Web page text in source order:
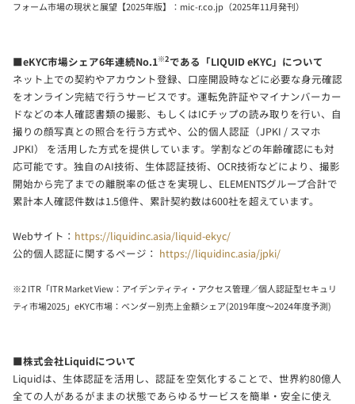
フォーム市場の現状と展望【2025年版】：mic-r.co.jp（2025年11月発刊）
■eKYC市場シェア6年連続No.1※2である「LIQUID eKYC」について
ネット上での契約やアカウント登録、口座開設時などに必要な身元確認
をオンライン完結で行うサービスです。運転免許証やマイナンバーカー
ドなどの本人確認書類の撮影、もしくはICチップの読み取りを行い、自
撮りの顔写真との照合を行う方式や、公的個人認証（JPKI / スマホ
JPKI） を活用した方式を提供しています。学割などの年齢確認にも対
応可能です。独自のAI技術、生体認証技術、OCR技術などにより、撮影
開始から完了までの離脱率の低さを実現し、ELEMENTSグループ合計で
累計本人確認件数は1.5億件、累計契約数は600社を超えています。
Webサイト： https://liquidinc.asia/liquid-ekyc/
公的個人認証に関するページ： https://liquidinc.asia/jpki/
※2 ITR「ITR Market View：アイデンティティ・アクセス管理／個人認証型セキュリ
ティ市場2025」eKYC市場：ベンダー別売上金額シェア(2019年度～2024年度予測)
■株式会社Liquidについて
Liquidは、生体認証を活用し、認証を空気化することで、世界約80億人
全ての人があるがままの状態であらゆるサービスを簡単・安全に使え